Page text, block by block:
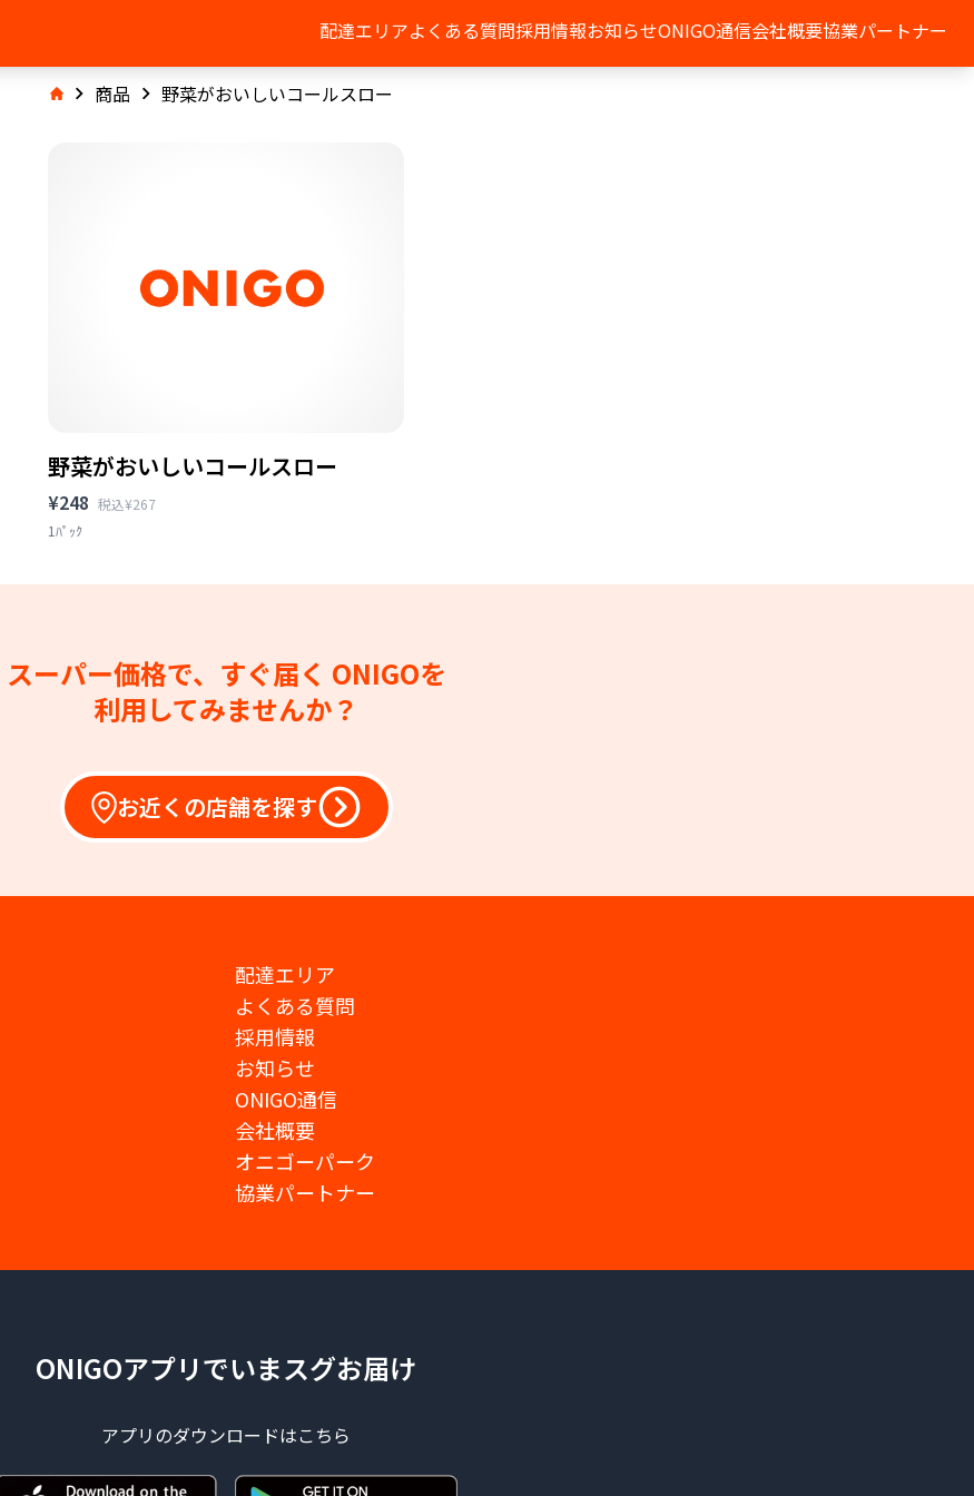
配達エリアよくある質問採用情報お知らせONIGO通信会社概要協業パートナー
商品 野菜がおいしいコールスロー
野菜がおいしいコールスロー
¥248 税込¥267
1ﾊﾟｯｸ
スーパー価格で、すぐ届く ONIGOを
利用してみませんか？
お近くの店舗を探す
配達エリア
よくある質問
採用情報
お知らせ
ONIGO通信
会社概要
オニゴーパーク
協業パートナー
ONIGOアプリでいまスグお届け
アプリのダウンロードはこちら